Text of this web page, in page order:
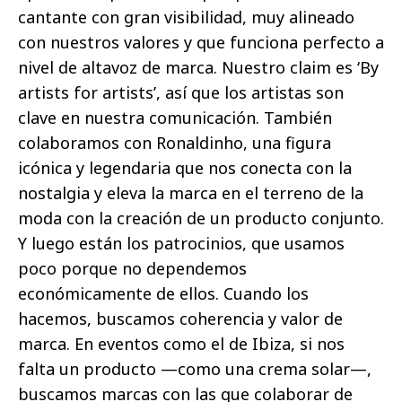
cantante con gran visibilidad, muy alineado
con nuestros valores y que funciona perfecto a
nivel de altavoz de marca. Nuestro claim es ‘By
artists for artists’, así que los artistas son
clave en nuestra comunicación. También
colaboramos con Ronaldinho, una figura
icónica y legendaria que nos conecta con la
nostalgia y eleva la marca en el terreno de la
moda con la creación de un producto conjunto.
Y luego están los patrocinios, que usamos
poco porque no dependemos
económicamente de ellos. Cuando los
hacemos, buscamos coherencia y valor de
marca. En eventos como el de Ibiza, si nos
falta un producto —como una crema solar—,
buscamos marcas con las que colaborar de